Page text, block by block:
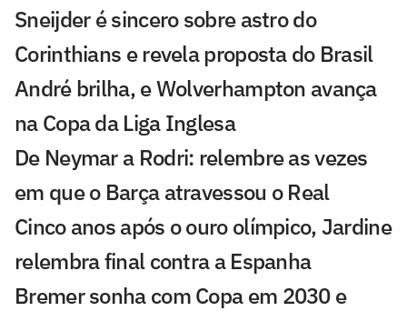
Sneijder é sincero sobre astro do
Corinthians e revela proposta do Brasil
André brilha, e Wolverhampton avança
na Copa da Liga Inglesa
De Neymar a Rodri: relembre as vezes
em que o Barça atravessou o Real
Cinco anos após o ouro olímpico, Jardine
relembra final contra a Espanha
Bremer sonha com Copa em 2030 e